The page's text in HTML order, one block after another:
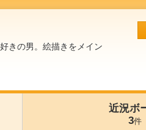
きの男。絵描きをメイン
近況ボ
3件